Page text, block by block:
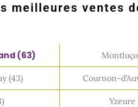
meilleures ventes
(63)
(43) Cournon-
Yzeure